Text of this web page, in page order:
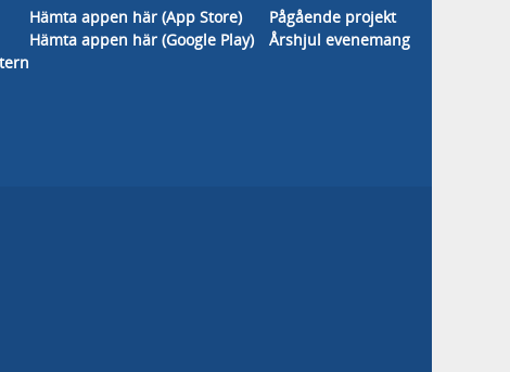
Hämta appen här (App Store)
Hämta appen här (Google Play)
Pågående projekt
Årshjul evenemang